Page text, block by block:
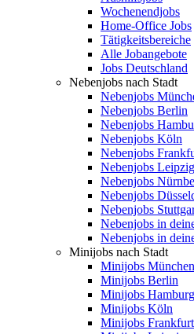
Wochenendjobs
Home-Office Jobs
Tätigkeitsbereiche
Alle Jobangebote
Jobs Deutschland
Nebenjobs nach Stadt
Nebenjobs
Nebenjobs Berlin
Nebenjobs
Nebenjobs Köln
Nebenjobs
Nebenjobs Leipzig
Nebenjobs
Nebenjobs
Nebenjobs
Nebenjobs in
Nebenjobs in
Minijobs nach Stadt
Minijobs München
Minijobs Berlin
Minijobs Hamburg
Minijobs Köln
Minijobs Frankfurt